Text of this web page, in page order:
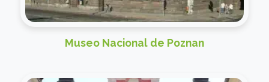
Museo Nacional de Poznan